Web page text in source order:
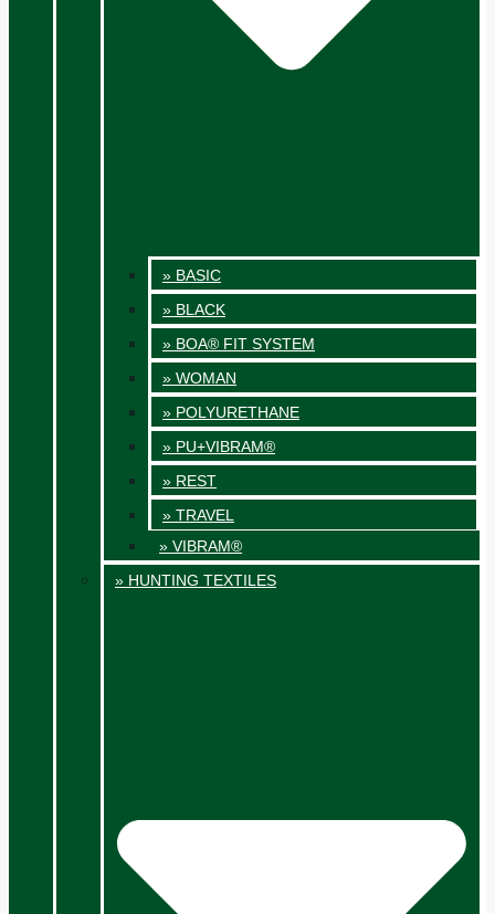
» BASIC
» BLACK
» BOA® FIT SYSTEM
» WOMAN
» POLYURETHANE
» PU+VIBRAM®
» REST
» TRAVEL
» VIBRAM®
» HUNTING TEXTILES